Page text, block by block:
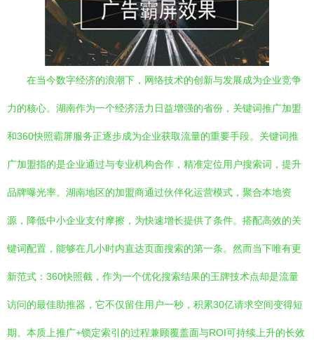
在当今数字经济的浪潮下，网络技术的创新与发展成为企业竞争
力的核心。湖南作为一个经济活力日益增强的省份，关键词推广加盟
和360快照霸屏服务正逐步成为企业获取流量的重要手段。关键词推
广加盟指的是企业通过与专业机构合作，精准定位用户搜索词，提升
品牌曝光率。湖南地区的加盟商通过伙伴化运营模式，聚合本地资
源，降低中小企业支付摩擦，为快速增长提供了条件。搭配高效的关
键词配置，能够在几小时内直达页面搜索的第一条。然而当下唯有更
新范式：360快照截，作为一个优化搜索结果的王牌技术点却是流量
访问的最佳助推器，它不仅留住用户一秒，积累30亿请求空间变得短
期。本质上推广+锁定索引的过程兼顾覆盖面与ROI可持续上升的长效